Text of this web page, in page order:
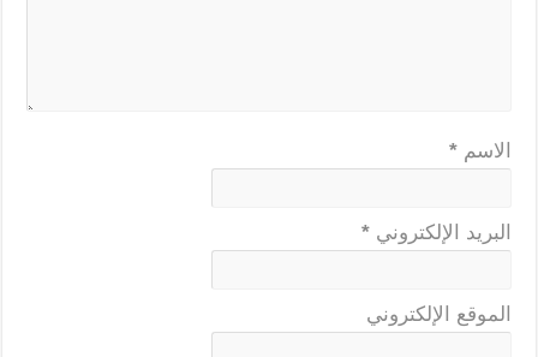
الاسم *
البريد الإلكتروني *
الموقع الإلكتروني